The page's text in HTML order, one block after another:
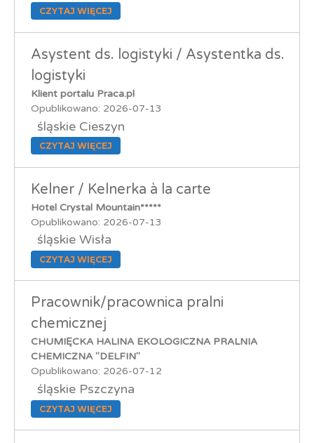
CZYTAJ WIĘCEJ
Asystent ds. logistyki / Asystentka ds.
logistyki
Klient portalu Praca.pl
Opublikowano: 2026-07-13
śląskie Cieszyn
CZYTAJ WIĘCEJ
Kelner / Kelnerka à la carte
Hotel Crystal Mountain*****
Opublikowano: 2026-07-13
śląskie Wisła
CZYTAJ WIĘCEJ
Pracownik/pracownica pralni
chemicznej
CHUMIĘCKA HALINA EKOLOGICZNA PRALNIA
CHEMICZNA "DELFIN"
Opublikowano: 2026-07-12
śląskie Pszczyna
CZYTAJ WIĘCEJ